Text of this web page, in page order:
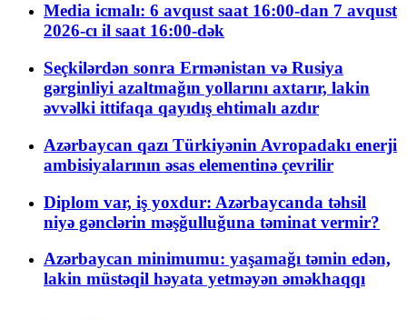
Media icmalı: 6 avqust saat 16:00-dan 7 avqust
2026-cı il saat 16:00-dək
Seçkilərdən sonra Ermənistan və Rusiya
gərginliyi azaltmağın yollarını axtarır, lakin
əvvəlki ittifaqa qayıdış ehtimalı azdır
Azərbaycan qazı Türkiyənin Avropadakı enerji
ambisiyalarının əsas elementinə çevrilir
Diplom var, iş yoxdur: Azərbaycanda təhsil
niyə gənclərin məşğulluğuna təminat vermir?
Azərbaycan minimumu: yaşamağı təmin edən,
lakin müstəqil həyata yetməyən əməkhaqqı